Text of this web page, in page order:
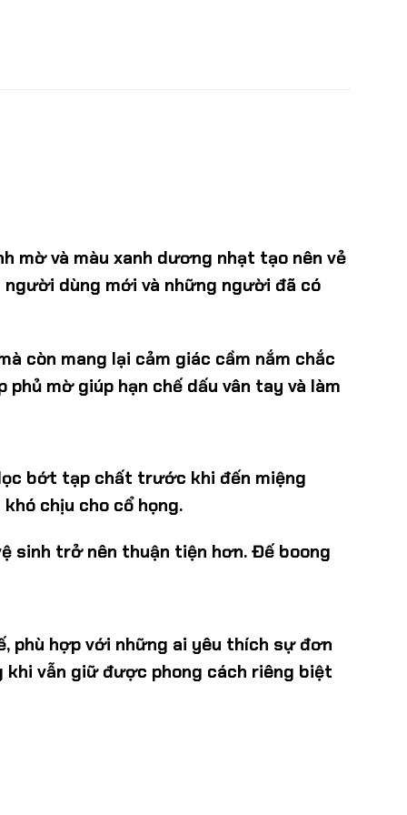
mờ và màu xanh dương nhạt tạo nên vẻ
dùng mới và những người đã có
còn mang lại cảm giác cầm nắm chắc
mờ giúp hạn chế dấu vân tay và làm
bớt tạp chất trước khi đến miệng
chịu cho cổ họng.
sinh trở nên thuận tiện hơn. Đế boong
phù hợp với những ai yêu thích sự đơn
vẫn giữ được phong cách riêng biệt